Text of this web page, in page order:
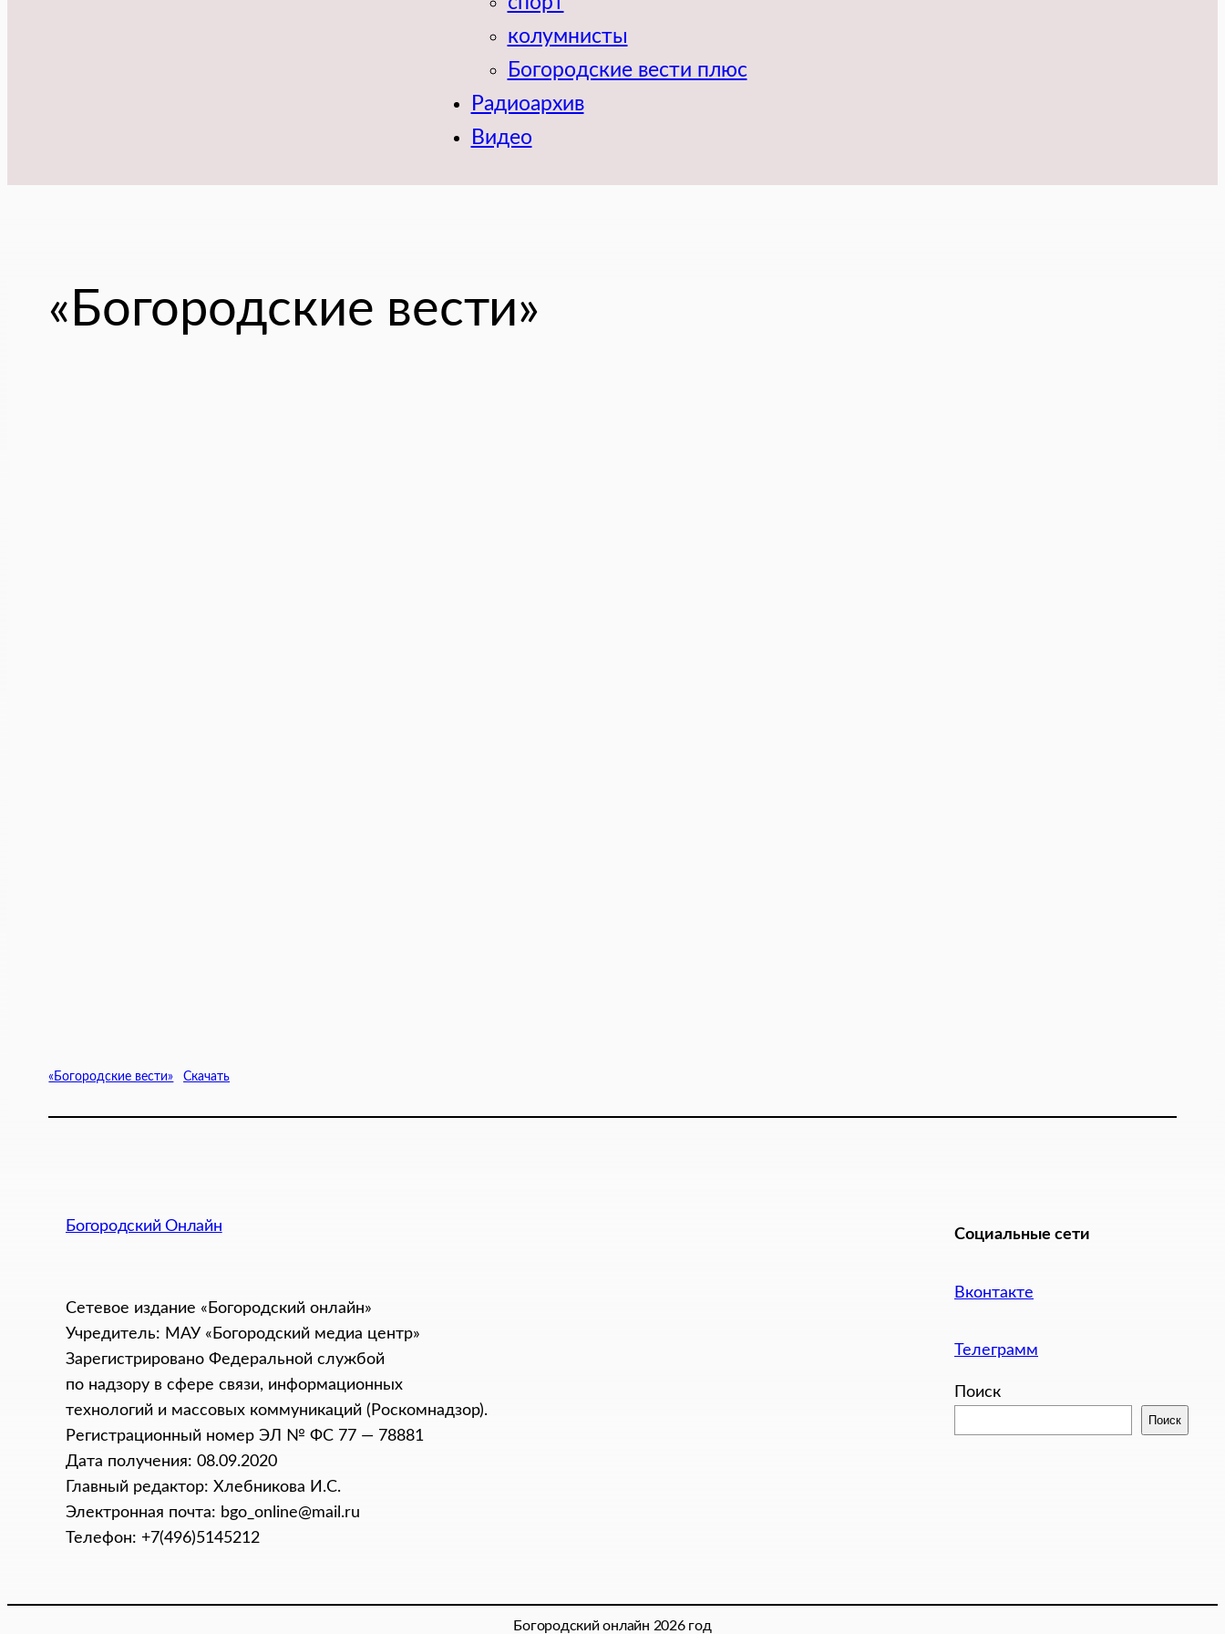
колумнисты
Богородские вести плюс
Радиоархив
Видео
«Богородские вести»
«Богородские вести» Скачать
Богородский Онлайн
Сетевое издание «Богородский онлайн»
Учредитель: МАУ «Богородский медиа центр»
Зарегистрировано Федеральной службой
по надзору в сфере связи, информационных
технологий и массовых коммуникаций (Роскомнадзор).
Регистрационный номер ЭЛ № ФС 77 — 78881
Дата получения: 08.09.2020
Главный редактор: Хлебникова И.C.
Электронная почта: bgo_online@mail.ru
Телефон: +7(496)5145212
Социальные сети
Вконтакте
Телеграмм
Поиск
Поиск
Богородский онлайн 2026 год